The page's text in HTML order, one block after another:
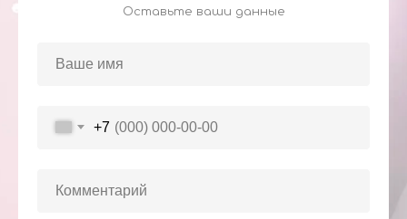
Оставьте ваши данные
+7